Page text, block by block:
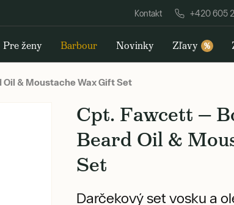
Kontakt +420 605
Pre ženy Barbour Novinky Zľavy %
& Moustache Wax Gift Set
Cpt. Fawcett —
Beard Oil &
Set
Darčekový set vosku a